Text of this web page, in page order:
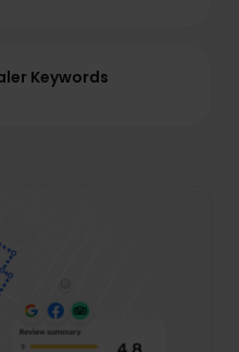
Keywords